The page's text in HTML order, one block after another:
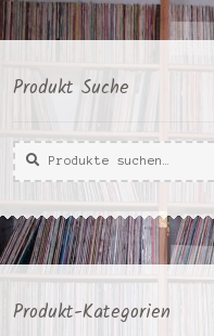
Produkt Suche
Suche
nach:
Suche
Produkt-Kategorien